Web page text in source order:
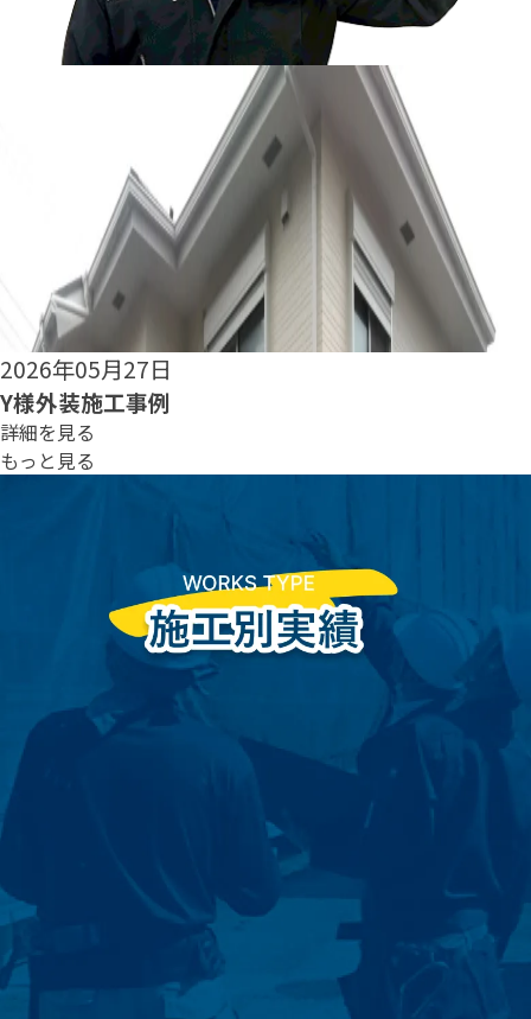
2026年05月25日
S様外装施工事例
詳細を見る
もっと見る